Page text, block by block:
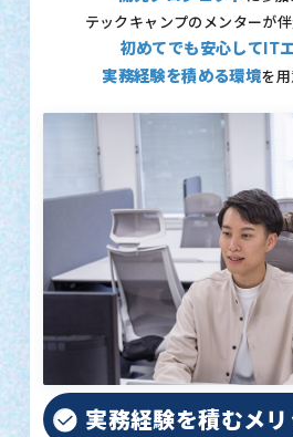
テックキャンプのメンターが
初めてでも安心してIT
実務経験を積める環境を用
実務経験を積むメリ